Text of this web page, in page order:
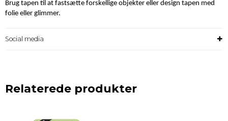
Brug tapen til at fastsætte forskellige objekter eller design tapen med
folie eller glimmer.
Social media
Relaterede produkter